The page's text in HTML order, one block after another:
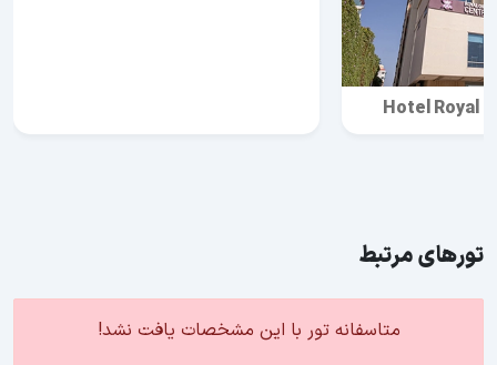
Hotel Royal
تورهای مرتبط
متاسفانه تور با این مشخصات یافت نشد!